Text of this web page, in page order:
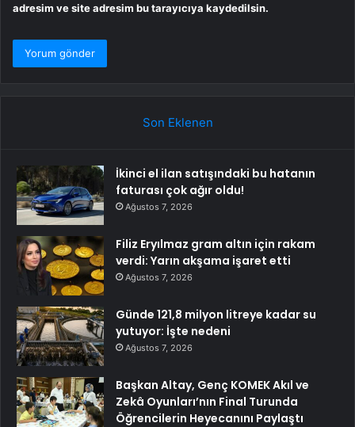
adresim ve site adresim bu tarayıcıya kaydedilsin.
Son Eklenen
İkinci el ilan satışındaki bu hatanın
faturası çok ağır oldu!
Ağustos 7, 2026
Filiz Eryılmaz gram altın için rakam
verdi: Yarın akşama işaret etti
Ağustos 7, 2026
Günde 121,8 milyon litreye kadar su
yutuyor: İşte nedeni
Ağustos 7, 2026
Başkan Altay, Genç KOMEK Akıl ve
Zekâ Oyunları’nın Final Turunda
Öğrencilerin Heyecanını Paylaştı